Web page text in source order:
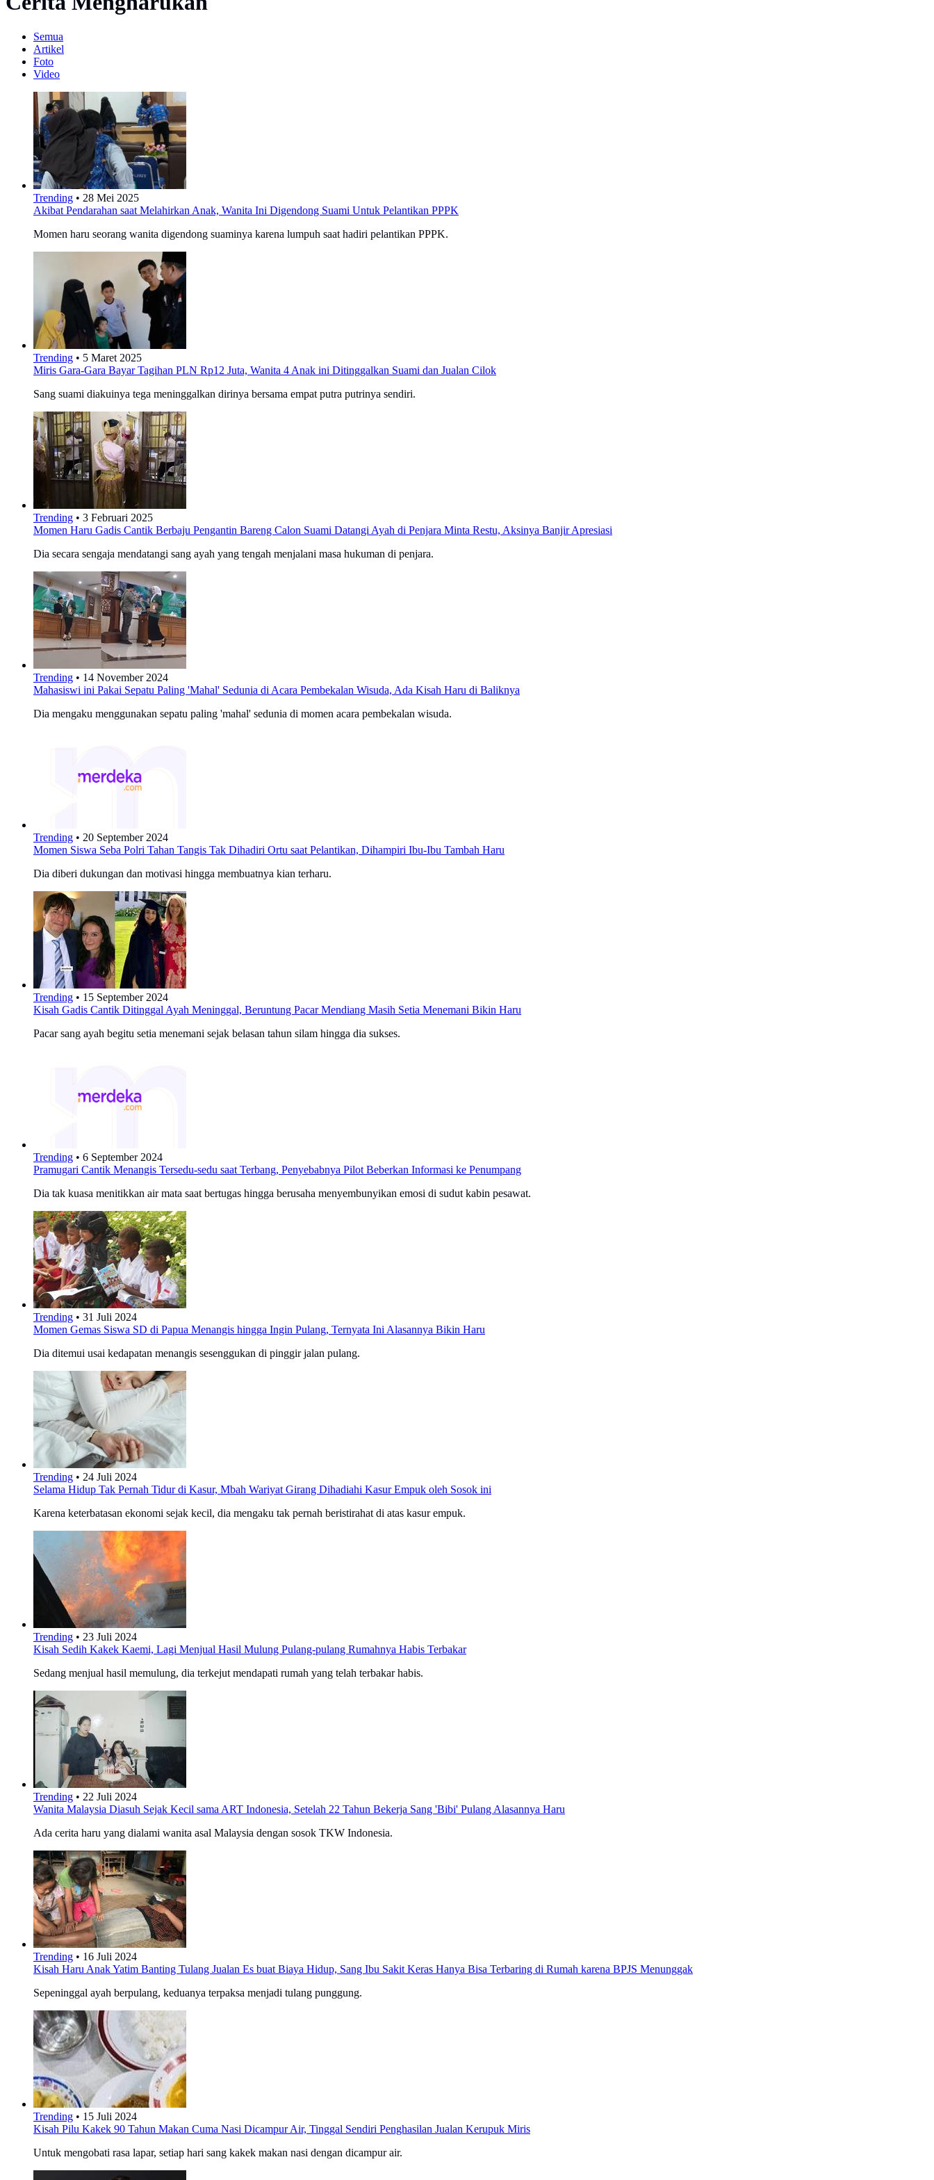
Semua
Artikel
Foto
Video
Trending • 28 Mei 2025
Akibat Pendarahan saat Melahirkan Anak, Wanita Ini Digendong Suami Untuk Pelantikan PPPK
Momen haru seorang wanita digendong suaminya karena lumpuh saat hadiri pelantikan PPPK.
Trending • 5 Maret 2025
Miris Gara-Gara Bayar Tagihan PLN Rp12 Juta, Wanita 4 Anak ini Ditinggalkan Suami dan Jualan Cilok
Sang suami diakuinya tega meninggalkan dirinya bersama empat putra putrinya sendiri.
Trending • 3 Februari 2025
Momen Haru Gadis Cantik Berbaju Pengantin Bareng Calon Suami Datangi Ayah di Penjara Minta Restu, Aksinya Banjir Apresiasi
Dia secara sengaja mendatangi sang ayah yang tengah menjalani masa hukuman di penjara.
Trending • 14 November 2024
Mahasiswi ini Pakai Sepatu Paling 'Mahal' Sedunia di Acara Pembekalan Wisuda, Ada Kisah Haru di Baliknya
Dia mengaku menggunakan sepatu paling 'mahal' sedunia di momen acara pembekalan wisuda.
Trending • 20 September 2024
Momen Siswa Seba Polri Tahan Tangis Tak Dihadiri Ortu saat Pelantikan, Dihampiri Ibu-Ibu Tambah Haru
Dia diberi dukungan dan motivasi hingga membuatnya kian terharu.
Trending • 15 September 2024
Kisah Gadis Cantik Ditinggal Ayah Meninggal, Beruntung Pacar Mendiang Masih Setia Menemani Bikin Haru
Pacar sang ayah begitu setia menemani sejak belasan tahun silam hingga dia sukses.
Trending • 6 September 2024
Pramugari Cantik Menangis Tersedu-sedu saat Terbang, Penyebabnya Pilot Beberkan Informasi ke Penumpang
Dia tak kuasa menitikkan air mata saat bertugas hingga berusaha menyembunyikan emosi di sudut kabin pesawat.
Trending • 31 Juli 2024
Momen Gemas Siswa SD di Papua Menangis hingga Ingin Pulang, Ternyata Ini Alasannya Bikin Haru
Dia ditemui usai kedapatan menangis sesenggukan di pinggir jalan pulang.
Trending • 24 Juli 2024
Selama Hidup Tak Pernah Tidur di Kasur, Mbah Wariyat Girang Dihadiahi Kasur Empuk oleh Sosok ini
Karena keterbatasan ekonomi sejak kecil, dia mengaku tak pernah beristirahat di atas kasur empuk.
Trending • 23 Juli 2024
Kisah Sedih Kakek Kaemi, Lagi Menjual Hasil Mulung Pulang-pulang Rumahnya Habis Terbakar
Sedang menjual hasil memulung, dia terkejut mendapati rumah yang telah terbakar habis.
Trending • 22 Juli 2024
Wanita Malaysia Diasuh Sejak Kecil sama ART Indonesia, Setelah 22 Tahun Bekerja Sang 'Bibi' Pulang Alasannya Haru
Ada cerita haru yang dialami wanita asal Malaysia dengan sosok TKW Indonesia.
Trending • 16 Juli 2024
Kisah Haru Anak Yatim Banting Tulang Jualan Es buat Biaya Hidup, Sang Ibu Sakit Keras Hanya Bisa Terbaring di Rumah karena BPJS Menunggak
Sepeninggal ayah berpulang, keduanya terpaksa menjadi tulang punggung.
Trending • 15 Juli 2024
Kisah Pilu Kakek 90 Tahun Makan Cuma Nasi Dicampur Air, Tinggal Sendiri Penghasilan Jualan Kerupuk Miris
Untuk mengobati rasa lapar, setiap hari sang kakek makan nasi dengan dicampur air.